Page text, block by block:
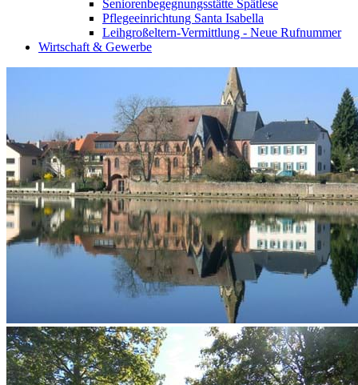
Seniorenbegegnungsstätte Spätlese
Pflegeeinrichtung Santa Isabella
Leihgroßeltern-Vermittlung - Neue Rufnummer
Wirtschaft & Gewerbe